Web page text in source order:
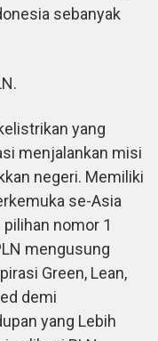
sebanyak
yang
menjalankan misi
negeri. Memiliki
se-Asia
nomor 1
mengusung
Green, Lean,
demi
yang Lebih